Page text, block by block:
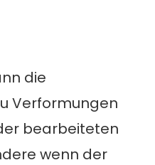
die
Verformungen
bearbeiteten
wenn der